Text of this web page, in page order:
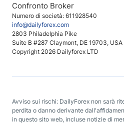
Numero di società: 611928540
info@dailyforex.com
2803 Philadelphia Pike
Suite B #287 Claymont, DE 19703, USA
Copyright 2026 Dailyforex LTD
Confronto Broker
Avviso sui rischi: DailyForex non sarà
perdita o danno derivante
in questo sito web, incluse notizie di